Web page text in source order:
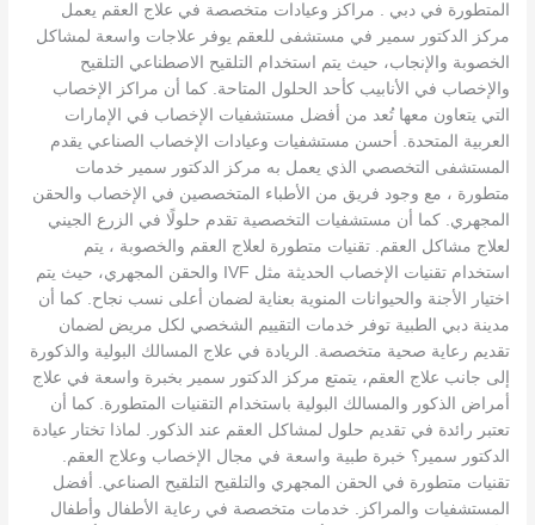
المتطورة في دبي . مراكز وعيادات متخصصة في علاج العقم يعمل
مركز الدكتور سمير في مستشفى للعقم يوفر علاجات واسعة لمشاكل
الخصوبة والإنجاب، حيث يتم استخدام التلقيح الاصطناعي التلقيح
والإخصاب في الأنابيب كأحد الحلول المتاحة. كما أن مراكز الإخصاب
التي يتعاون معها تُعد من أفضل مستشفيات الإخصاب في الإمارات
العربية المتحدة. أحسن مستشفيات وعيادات الإخصاب الصناعي يقدم
المستشفى التخصصي الذي يعمل به مركز الدكتور سمير خدمات
متطورة ، مع وجود فريق من الأطباء المتخصصين في الإخصاب والحقن
المجهري. كما أن مستشفيات التخصصية تقدم حلولًا في الزرع الجيني
لعلاج مشاكل العقم. تقنيات متطورة لعلاج العقم والخصوبة ، يتم
استخدام تقنيات الإخصاب الحديثة مثل IVF والحقن المجهري، حيث يتم
اختيار الأجنة والحيوانات المنوية بعناية لضمان أعلى نسب نجاح. كما أن
مدينة دبي الطبية توفر خدمات التقييم الشخصي لكل مريض لضمان
تقديم رعاية صحية متخصصة. الريادة في علاج المسالك البولية والذكورة
إلى جانب علاج العقم، يتمتع مركز الدكتور سمير بخبرة واسعة في علاج
أمراض الذكور والمسالك البولية باستخدام التقنيات المتطورة. كما أن
تعتبر رائدة في تقديم حلول لمشاكل العقم عند الذكور. لماذا تختار عيادة
الدكتور سمير؟ خبرة طبية واسعة في مجال الإخصاب وعلاج العقم.
تقنيات متطورة في الحقن المجهري والتلقيح التلقيح الصناعي. أفضل
المستشفيات والمراكز. خدمات متخصصة في رعاية الأطفال وأطفال